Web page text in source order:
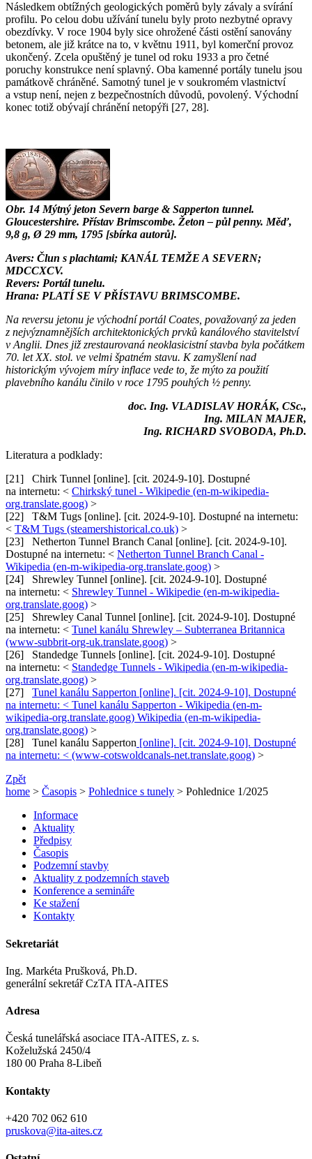
Následkem obtížných geologických poměrů byly závaly a svírání
profilu. Po celou dobu užívání tunelu byly proto nezbytné opravy
obezdívky. V roce 1904 byly sice ohrožené části ostění sanovány
betonem, ale již krátce na to, v květnu 1911, byl komerční provoz
ukončený. Zcela opuštěný je tunel od roku 1933 a pro četné
poruchy konstrukce není splavný. Oba kamenné portály tunelu jsou
památkově chráněné. Samotný tunel je v soukromém vlastnictví
a vstup není, nejen z bezpečnostních důvodů, povolený. Východní
konec totiž obývají chránění netopýři [27, 28].
Obr. 14 Mýtný jeton Severn barge & Sapperton tunnel.
Gloucestershire. Přístav Brimscombe. Žeton – půl penny. Měď,
9,8 g, Ø 29 mm, 1795 [sbírka autorů].
Avers: Člun s plachtami; KANÁL TEMŽE A SEVERN;
MDCCXCV.
Revers: Portál tunelu.
Hrana: PLATÍ SE V PŘÍSTAVU BRIMSCOMBE.
Na reversu jetonu je východní portál Coates, považovaný za jeden
z nejvýznamnějších architektonických prvků kanálového stavitelství
v Anglii. Dnes již zrestaurovaná neoklasicistní stavba byla počátkem
70. let XX. stol. ve velmi špatném stavu. K zamyšlení nad
historickým vývojem míry inflace vede to, že mýto za použití
plavebního kanálu činilo v roce 1795 pouhých ½ penny.
doc. Ing. VLADISLAV HORÁK, CSc.,
Ing. MILAN MAJER,
Ing. RICHARD SVOBODA, Ph.D.
Literatura a podklady:
[21] Chirk Tunnel [online]. [cit. 2024-9-10]. Dostupné
na internetu: < Chirkský tunel - Wikipedie (en-m-wikipedia-
org.translate.goog) >
[22] T&M Tugs [online]. [cit. 2024-9-10]. Dostupné na internetu:
< T&M Tugs (steamershistorical.co.uk) >
[23] Netherton Tunnel Branch Canal [online]. [cit. 2024-9-10].
Dostupné na internetu: < Netherton Tunnel Branch Canal -
Wikipedia (en-m-wikipedia-org.translate.goog) >
[24] Shrewley Tunnel [online]. [cit. 2024-9-10]. Dostupné
na internetu: < Shrewley Tunnel - Wikipedie (en-m-wikipedia-
org.translate.goog) >
[25] Shrewley Canal Tunnel [online]. [cit. 2024-9-10]. Dostupné
na internetu: < Tunel kanálu Shrewley – Subterranea Britannica
(www-subbrit-org-uk.translate.goog) >
[26] Standedge Tunnels [online]. [cit. 2024-9-10]. Dostupné
na internetu: < Standedge Tunnels - Wikipedia (en-m-wikipedia-
org.translate.goog) >
[27] Tunel kanálu Sapperton [online]. [cit. 2024-9-10]. Dostupné
na internetu: < Tunel kanálu Sapperton - Wikipedia (en-m-
wikipedia-org.translate.goog) Wikipedia (en-m-wikipedia-
org.translate.goog) >
[28] Tunel kanálu Sapperton [online]. [cit. 2024-9-10]. Dostupné
na internetu: < (www-cotswoldcanals-net.translate.goog) >
Zpět
home > Časopis > Pohlednice s tunely > Pohlednice 1/2025
Informace
Aktuality
Předpisy
Časopis
Podzemní stavby
Aktuality z podzemních staveb
Konference a semináře
Ke stažení
Kontakty
Sekretariát
Ing. Markéta Prušková, Ph.D.
generální sekretář CzTA ITA-AITES
Adresa
Česká tunelářská asociace ITA-AITES, z. s.
Koželužská 2450/4
180 00 Praha 8-Libeň
Kontakty
+420 702 062 610
pruskova@ita-aites.cz